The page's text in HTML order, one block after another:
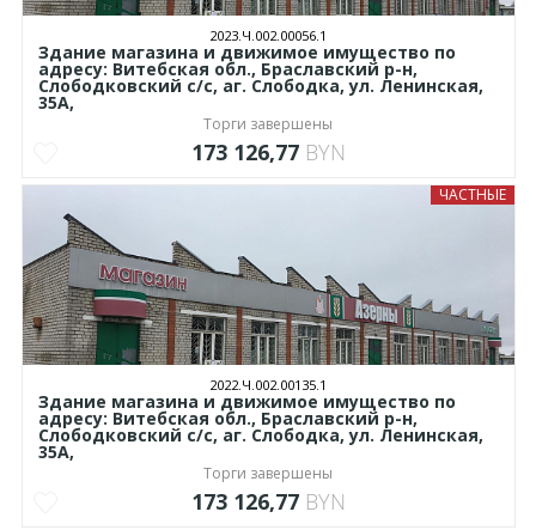
2023.Ч.002.00056.1
Здание магазина и движимое имущество по
адресу: Витебская обл., Браславский р-н,
Слободковский с/с, аг. Слободка, ул. Ленинская,
35А,
Торги завершены
173 126,77 BYN
ЧАСТНЫЕ
2022.Ч.002.00135.1
Здание магазина и движимое имущество по
адресу: Витебская обл., Браславский р-н,
Слободковский с/с, аг. Слободка, ул. Ленинская,
35А,
Торги завершены
173 126,77 BYN